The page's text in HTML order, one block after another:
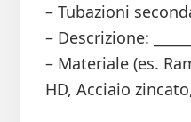
– Tubazioni
– Descrizione:
– Materiale (es.
HD, Acciaio